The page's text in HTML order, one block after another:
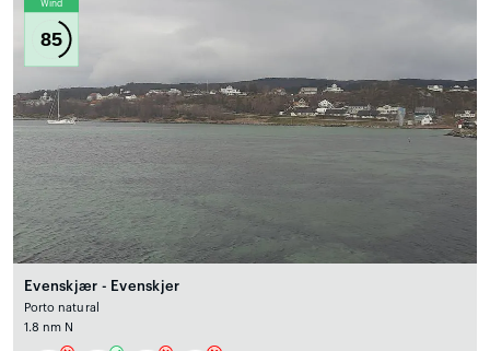
Wind
85
Evenskjær - Evenskjer
Porto natural
1.8 nm N